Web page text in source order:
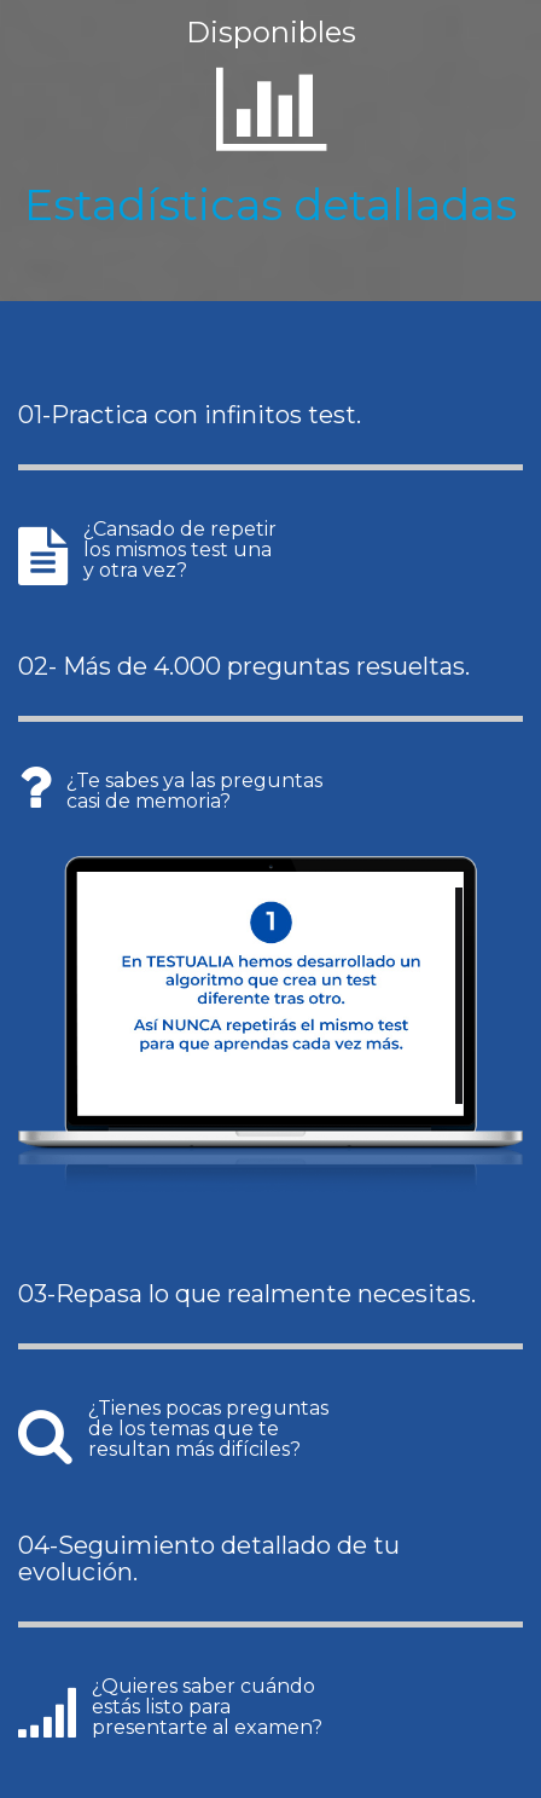
Disponibles
Estadísticas detalladas
01-Practica con infinitos test.
¿Cansado de repetir
los mismos test una
y otra vez?
02- Más de 4.000 preguntas resueltas.
¿Te sabes ya las preguntas
casi de memoria?
03-Repasa lo que realmente necesitas.
¿Tienes pocas preguntas
de los temas que te
resultan más difíciles?
04-Seguimiento detallado de tu
evolución.
¿Quieres saber cuándo
estás listo para
presentarte al examen?